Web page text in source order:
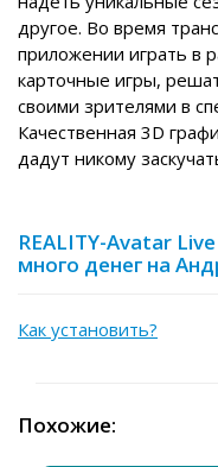
другое. Во время
приложении играть в
карточные игры,
своими зрителями в
Качественная 3D
дадут никому
REALITY-Avatar
много денег на
Как установить?
Похожие: